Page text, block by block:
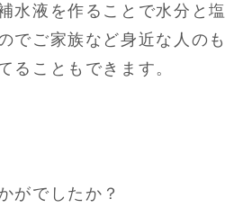
水液を作ることで水分と塩
でご家族など身近な人のも
ることもできます。
がでしたか？